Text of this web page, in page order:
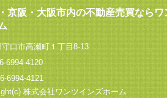
京阪・大阪市内の不動産売買ならワ
守口市高瀬町１丁目8-13
6994-4120
6994-4121
株式会社ワンツインズホーム